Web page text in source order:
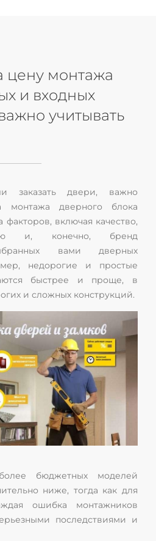
цену монтажа
и входных
учитывать
заказать двери, важно
монтажа дверного блока
факторов, включая качество,
и, конечно, бренд
вами дверных
недорогие и простые
быстрее и проще, в
и сложных конструкций.
бюджетных моделей
ниже, тогда как для
ошибка монтажников
последствиями и